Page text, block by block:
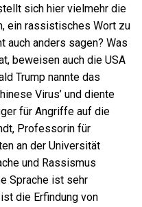
sich hier vielmehr die
ein rassistisches Wort zu
auch anders sagen? Was
beweisen auch die USA
Trump nannte das
Virus’ und diente
für Angriffe auf die
Professorin für
an der Universität
und Rassismus
Sprache ist sehr
die Erfindung von